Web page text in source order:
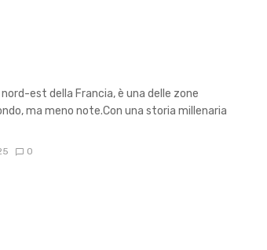
est della Francia, è una delle zone
ma meno note.Con una storia millenaria
0